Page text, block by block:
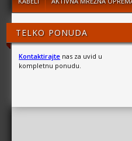
TELKO PONUDA
Kontaktirajte nas za uvid u
kompletnu ponudu.